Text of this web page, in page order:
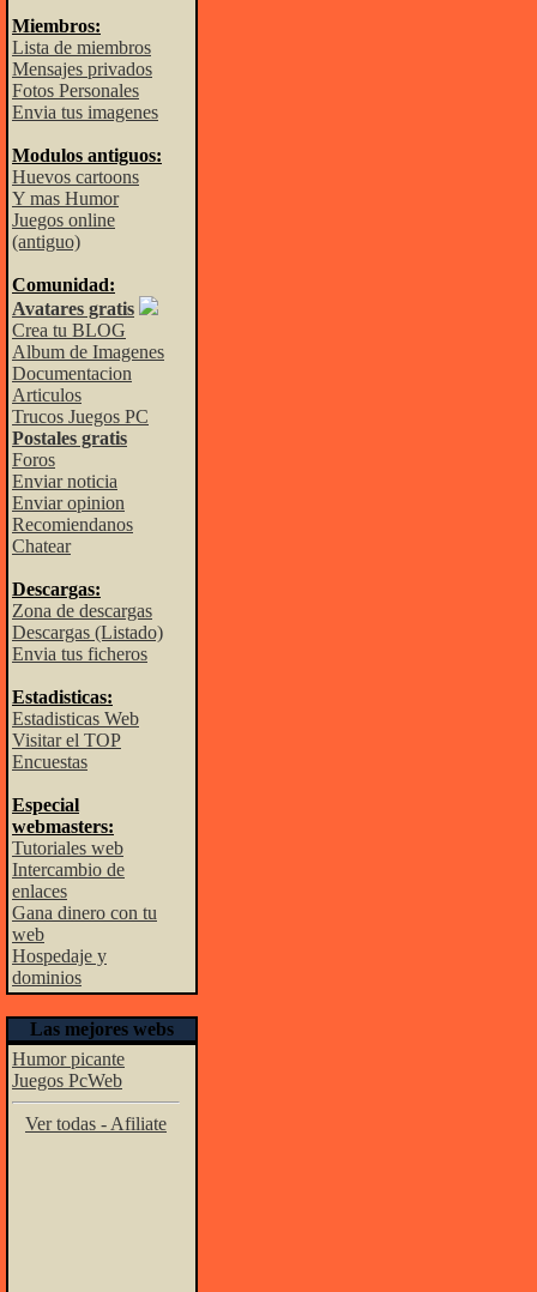
Miembros:
Lista de miembros
Mensajes privados
Fotos Personales
Envia tus imagenes
Modulos antiguos:
Huevos cartoons
Y mas Humor
Juegos online
(antiguo)
Comunidad:
Avatares gratis
Crea tu BLOG
Album de Imagenes
Documentacion
Articulos
Trucos Juegos PC
Postales gratis
Foros
Enviar noticia
Enviar opinion
Recomiendanos
Chatear
Descargas:
Zona de descargas
Descargas (Listado)
Envia tus ficheros
Estadisticas:
Estadisticas Web
Visitar el TOP
Encuestas
Especial
webmasters:
Tutoriales web
Intercambio de
enlaces
Gana dinero con tu
web
Hospedaje y
dominios
Las mejores webs
Humor picante
Juegos PcWeb
Ver todas - Afiliate